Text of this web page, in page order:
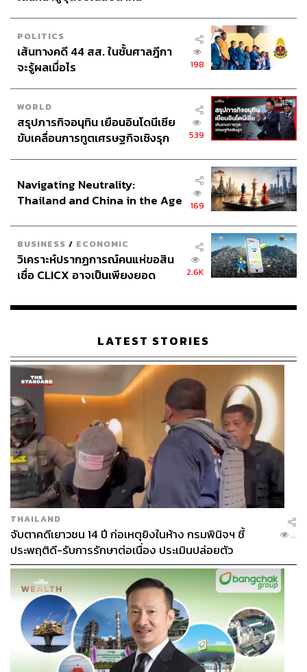
POLITICS
เส้นทางคดี 44 สส. ในชั้นศาลฎีกา
จะรู้ผลเมื่อไร
198
WORLD
สรุปภารกิจอนุทิน เยือนอินโดนีเซีย
ขับเคลื่อนการทูตเศรษฐกิจเชิงรุก
539
Navigating Neutrality:
Thailand and China in the Age
169
BUSINESS / ECONOMIC
วิเคราะห์ปรากฏการณ์คนแห่ขอสิน
เชื่อ CLICX อาจเป็นเพียงยอด
เรือนไทยที่ถูกซุกไว้
2.6K
LATEST STORIES
THAILAND
จับตาคดีเยาวชน 14 ปี ก่อเหตุยิงในห้าง กรมพินิจฯ ชี้
ประพฤติดี-รับการรักษาต่อเนื่อง ประเมินปล่อยตัว
...